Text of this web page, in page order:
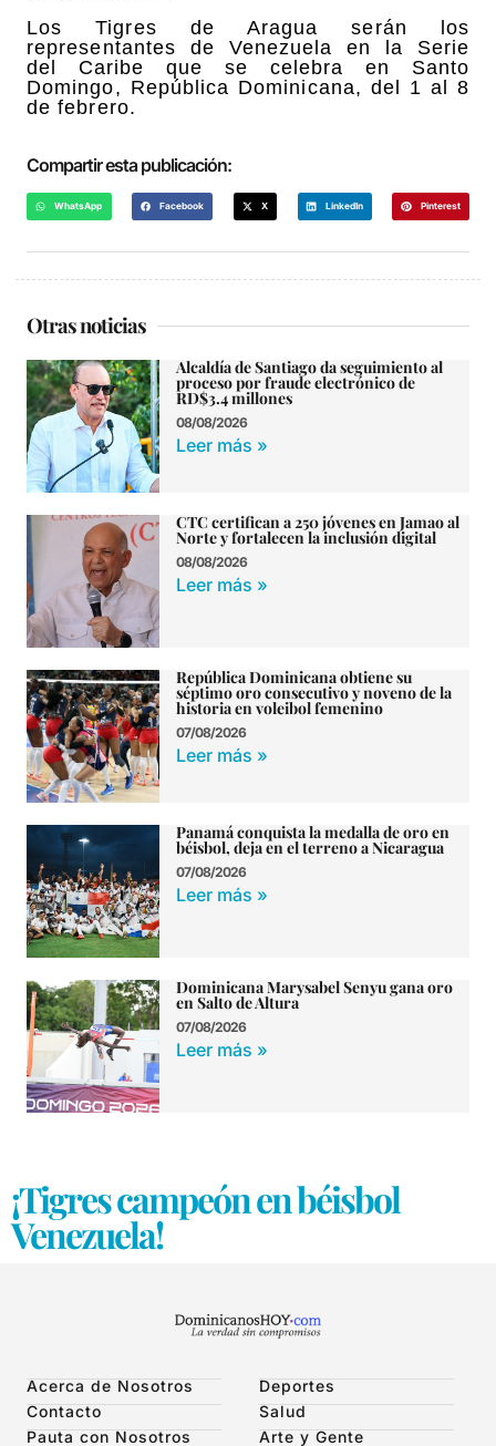
Los Tigres de Aragua serán los
representantes de Venezuela en la Serie
del Caribe que se celebra en Santo
Domingo, República Dominicana, del 1 al 8
de febrero.
Compartir esta publicación:
WhatsApp Facebook X LinkedIn Pinterest
Otras noticias
Alcaldía de Santiago da seguimiento al
proceso por fraude electrónico de
RD$3.4 millones
08/08/2026
Leer más »
CTC certifican a 250 jóvenes en Jamao al
Norte y fortalecen la inclusión digital
08/08/2026
Leer más »
República Dominicana obtiene su
séptimo oro consecutivo y noveno de la
historia en voleibol femenino
07/08/2026
Leer más »
Panamá conquista la medalla de oro en
béisbol, deja en el terreno a Nicaragua
07/08/2026
Leer más »
Dominicana Marysabel Senyu gana oro
en Salto de Altura
07/08/2026
Leer más »
¡Tigres campeón en béisbol
Venezuela!
Acerca de Nosotros
Contacto
Pauta con Nosotros
Deportes
Salud
Arte y Gente